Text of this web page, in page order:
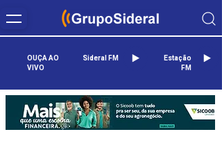
OUÇA AO
VIVO
Sideral FM
Estação
FM